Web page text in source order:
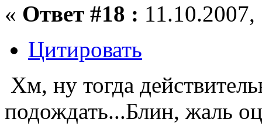
« Ответ #18 :
Цитировать
Хм, ну тогда
подождать...Блин, жаль